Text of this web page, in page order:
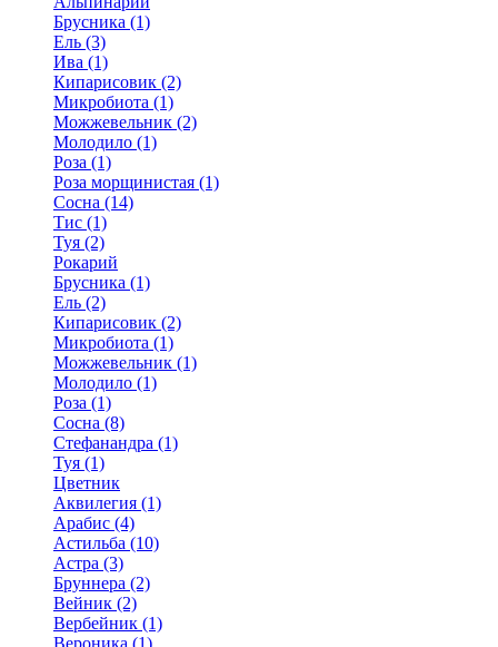
Брусника (1)
Ель (3)
Ива (1)
Кипарисовик (2)
Микробиота (1)
Можжевельник (2)
Молодило (1)
Роза (1)
Роза морщинистая (1)
Сосна (14)
Тис (1)
Туя (2)
Рокарий
Брусника (1)
Ель (2)
Кипарисовик (2)
Микробиота (1)
Можжевельник (1)
Молодило (1)
Роза (1)
Сосна (8)
Стефанандра (1)
Туя (1)
Цветник
Аквилегия (1)
Арабис (4)
Астильба (10)
Астра (3)
Бруннера (2)
Вейник (2)
Вербейник (1)
Вероника (1)